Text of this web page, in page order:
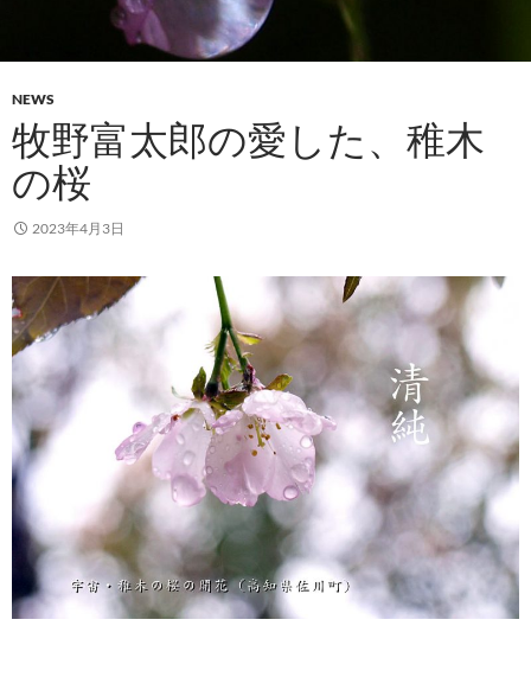
NEWS
牧野富太郎の愛した、稚木
の桜
2023年4月3日